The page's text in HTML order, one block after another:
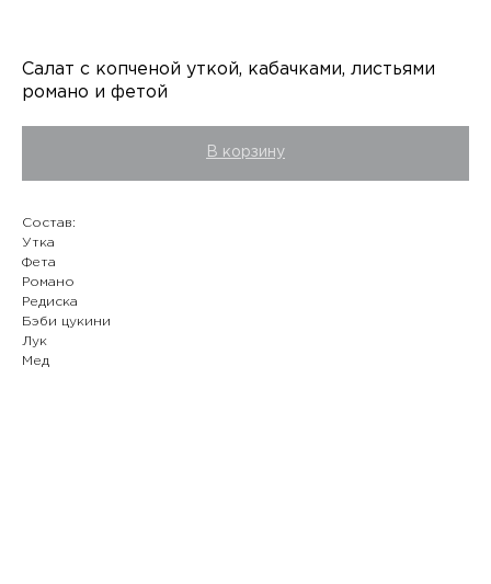
Салат с копченой уткой, кабачками, листьями
романо и фетой
В корзину
Состав:
Утка
Фета
Романо
Редиска
Бэби цукини
Лук
Мед